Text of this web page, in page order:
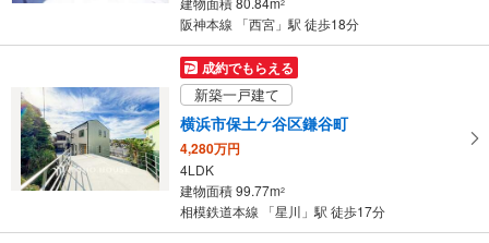
イ
ペ
ー
ジ
に
存
2
阪神本線 「西宮」駅 徒歩18分
成約でもらえる
新築一戸建て
横浜市保土ケ谷区鎌谷町
4,280万円
4LDK
建物面積 99.77m2
相模鉄道本線 「星川」駅 徒歩17分